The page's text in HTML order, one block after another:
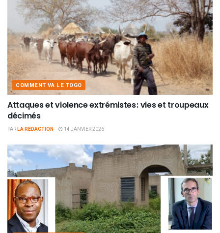
COMMENT VA LE TOGO
Attaques et violence extrémistes : vies et troupeaux
décimés
PARLA RÉDACTION 14 JANVIER 2026